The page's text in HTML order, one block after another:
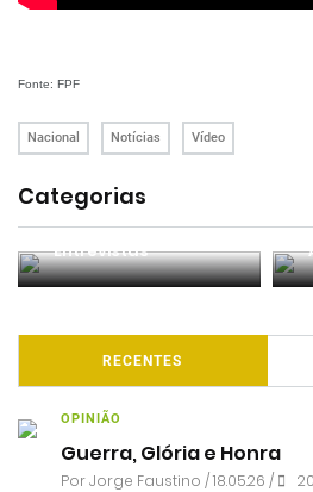
Fonte: FPF
Nacional Notícias Vídeo
Categorias
Entrevistas
RECENTES
OPINIÃO
Guerra, Glória e Honra
PorJorge Faustino / 18.05.26 /